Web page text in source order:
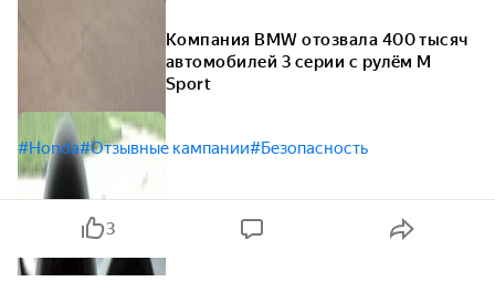
Компания BMW отозвала 400 тысяч
автомобилей 3 серии с рулём M
Sport
#Honda#Отзывные кампании#Безопасность
3